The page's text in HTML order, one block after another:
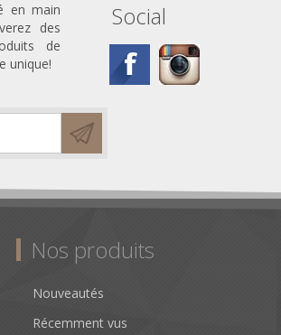
en main
des
de
unique!
Social
Nos produits
Nouveautés
Récemment vus